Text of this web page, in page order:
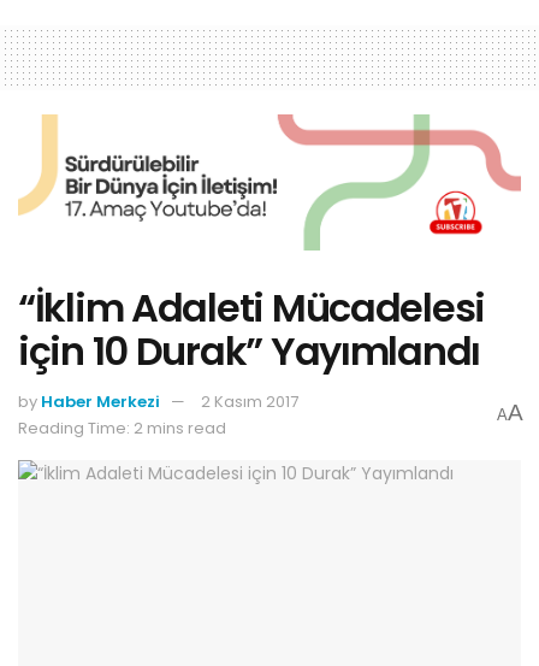
“İklim Adaleti Mücadelesi
için 10 Durak” Yayımlandı
by Haber Merkezi
2 Kasım 2017
Reading Time: 2 mins read
AA